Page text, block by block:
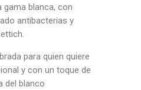
gama blanca, con
antibacterias y
para quien quiere
y con un toque de
del blanco